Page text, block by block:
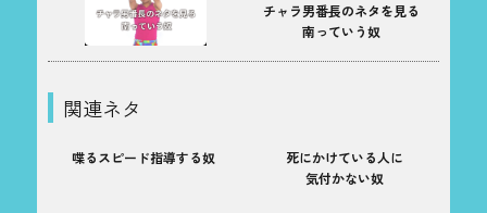
チャラ男番長のネタを見る
南っていう奴
関連ネタ
喋るスピード指導する奴
死にかけている人に
気付かない奴